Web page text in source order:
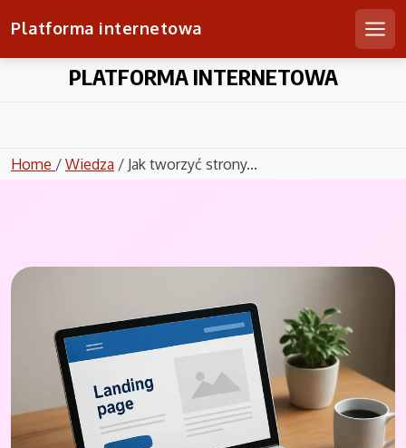
Platforma internetowa
PLATFORMA INTERNETOWA
Home / Wiedza / Jak tworzyć strony...